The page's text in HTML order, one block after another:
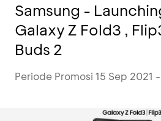
Samsung -
Galaxy Z Fold3 ,
Buds 2
Periode Promosi 15 Sep 2021